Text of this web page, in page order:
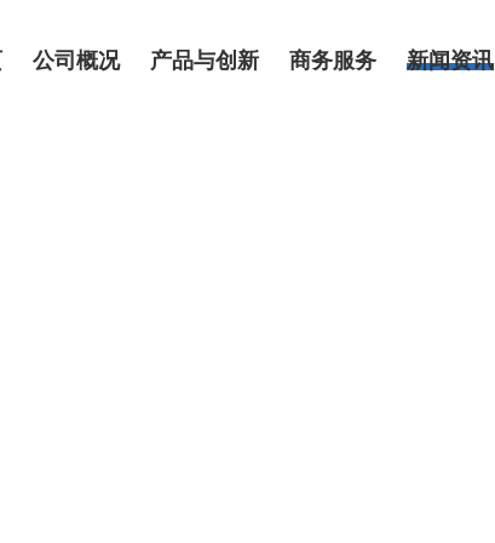
公司概况 产品与创新 商务服务 新闻资讯